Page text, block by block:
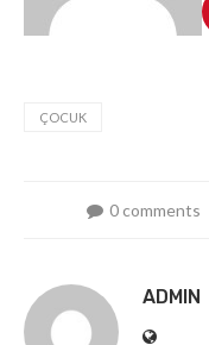
ÇOCUK
0 comments
ADMIN